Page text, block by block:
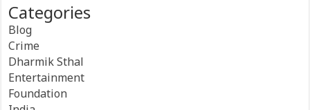
Categories
Blog
Crime
Dharmik Sthal
Entertainment
Foundation